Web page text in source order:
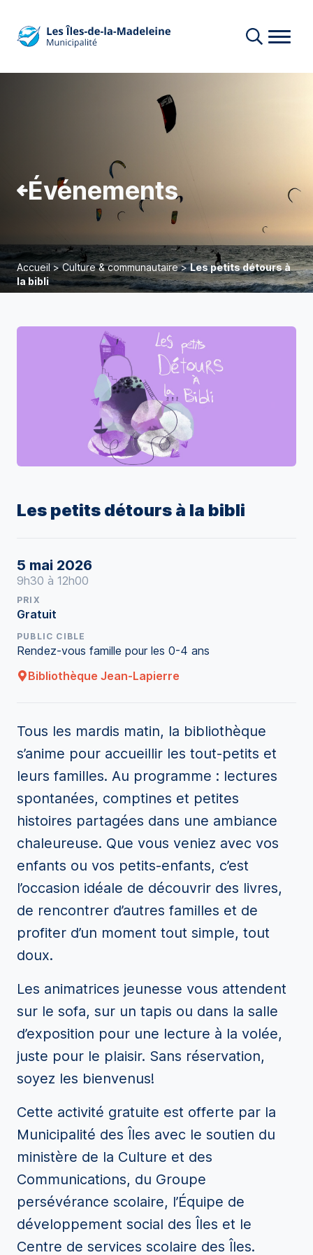
Événements
Accueil>Culture & communautaire>Les petits détours à
la bibli
Les petits détours à la bibli
5 mai 2026
9h30 à 12h00
PRIX
Gratuit
PUBLIC CIBLE
Rendez-vous famille pour les 0-4 ans
Bibliothèque Jean-Lapierre
Tous les mardis matin, la bibliothèque
s’anime pour accueillir les tout-petits et
leurs familles. Au programme : lectures
spontanées, comptines et petites
histoires partagées dans une ambiance
chaleureuse. Que vous veniez avec vos
enfants ou vos petits-enfants, c’est
l’occasion idéale de découvrir des livres,
de rencontrer d’autres familles et de
profiter d’un moment tout simple, tout
doux.
Les animatrices jeunesse vous attendent
sur le sofa, sur un tapis ou dans la salle
d’exposition pour une lecture à la volée,
juste pour le plaisir. Sans réservation,
soyez les bienvenus!
Cette activité gratuite est offerte par la
Municipalité des Îles avec le soutien du
ministère de la Culture et des
Communications, du Groupe
persévérance scolaire, l’Équipe de
développement social des Îles et le
Centre de services scolaire des Îles.